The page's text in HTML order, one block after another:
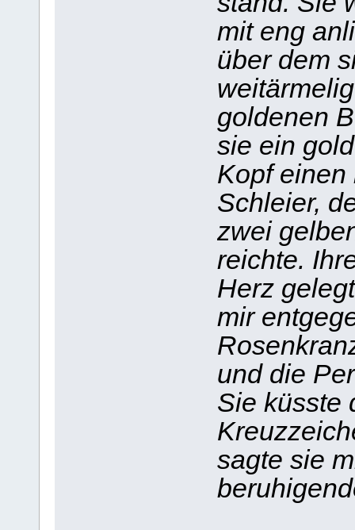
mit eng
über dem
goldenen
sie ein
Kopf
Schleier,
zwei
reichte.
Herz
mir
und die
Sie küsste
sagte sie